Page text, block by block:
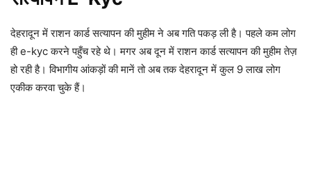
देहरादून में राशन कार्ड सत्यापन की मुहीम ने अब गति पकड़ ली है। पहले कम लोग
ही e-kyc करने पहुँच रहे थे। मगर अब दून में राशन कार्ड सत्यापन की मुहीम तेज़
हो रही है। विभागीय आंकड़ों की मानें तो अब तक देहरादून में कुल 9 लाख लोग
एकीक करवा चुके हैं।